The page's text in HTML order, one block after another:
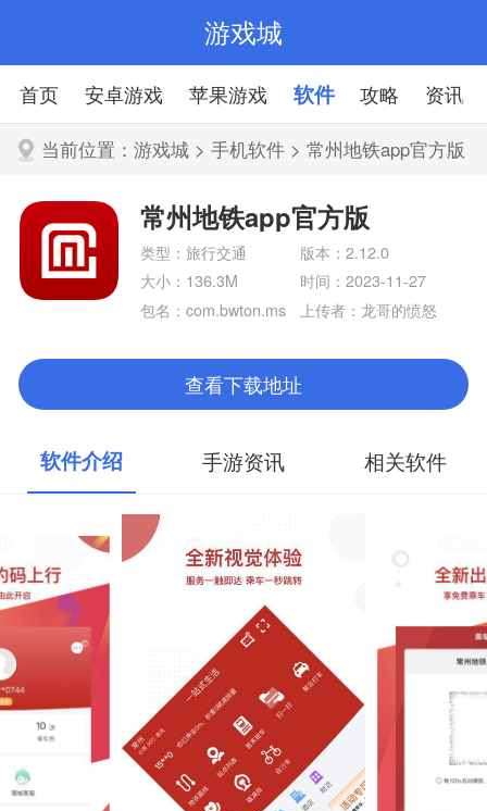
游戏城
首页 安卓游戏 苹果游戏 软件 攻略 资讯
当前位置：游戏城 >手机软件 > 常州地铁app官方版
常州地铁app官方版
类型：旅行交通
版本：2.12.0
大小：136.3M
时间：2023-11-27
包名：com.bwton.ms
上传者：龙哥的愤怒
查看下载地址
软件介绍 手游资讯 相关软件